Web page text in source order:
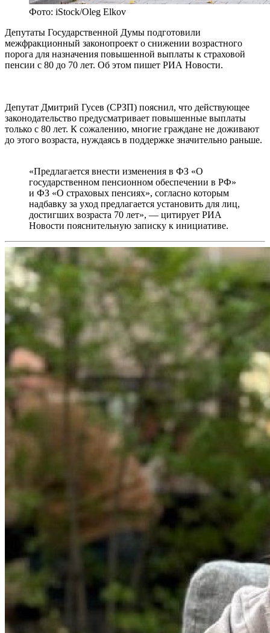
Фото: iStock/Oleg Elkov
Депутаты Государственной Думы подготовили
межфракционный законопроект о снижении возрастного
порога для назначения повышенной выплаты к страховой
пенсии с 80 до 70 лет. Об этом пишет РИА Новости.
Депутат Дмитрий Гусев (СРЗП) пояснил, что действующее
законодательство предусматривает повышенные выплаты
только с 80 лет. К сожалению, многие граждане не доживают
до этого возраста, нуждаясь в поддержке значительно раньше.
«Предлагается внести изменения в ФЗ «О
государственном пенсионном обеспечении в РФ»
и ФЗ «О страховых пенсиях», согласно которым
надбавку за уход предлагается установить для лиц,
достигших возраста 70 лет», — цитирует РИА
Новости пояснительную записку к инициативе.